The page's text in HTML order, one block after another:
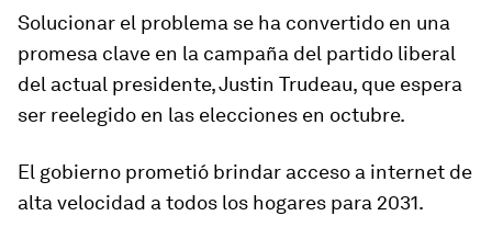
Solucionar el problema se ha convertido en una
promesa clave en la campaña del partido liberal
del actual presidente, Justin Trudeau, que espera
ser reelegido en las elecciones en octubre.
El gobierno prometió brindar acceso a internet de
alta velocidad a todos los hogares para 2031.